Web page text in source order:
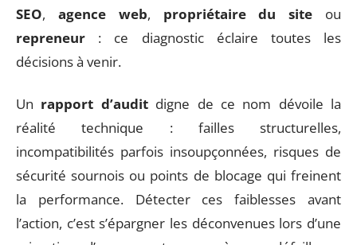
SEO, agence web, propriétaire du site ou
repreneur : ce diagnostic éclaire toutes les
décisions à venir.
Un rapport d’auditdigne de ce nom dévoile la
réalité technique : failles structurelles,
incompatibilités parfois insoupçonnées, risques de
sécurité sournois ou points de blocage qui freinent
la performance. Détecter ces faiblesses avant
l’action, c’est s’épargner les déconvenues lors d’une